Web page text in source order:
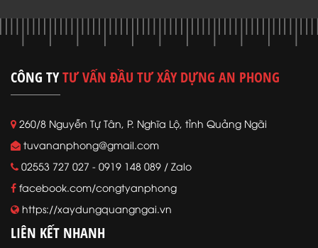
CÔNG TYTƯ VẤN ĐẦU TƯ XÂY DỰNG AN PHONG
260/8 Nguyễn Tự Tân, P. Nghĩa Lộ, tỉnh Quảng Ngãi
tuvananphong@gmail.com
02553 727 027 - 0919 148 089 / Zalo
facebook.com/congtyanphong
https://xaydungquangngai.vn
LIÊN KẾT NHANH